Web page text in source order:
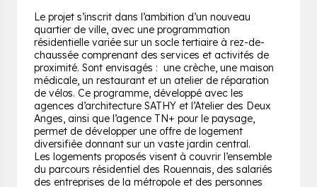
Le projet s’inscrit dans l’ambition d’un nouveau
quartier de ville, avec une programmation
résidentielle variée sur un socle tertiaire à rez-de-
chaussée comprenant des services et activités de
proximité. Sont envisagés : une crèche, une maison
médicale, un restaurant et un atelier de réparation
de vélos. Ce programme, développé avec les
agences d’architecture SATHY et l’Atelier des Deux
Anges, ainsi que l’agence TN+ pour le paysage,
permet de développer une offre de logement
diversifiée donnant sur un vaste jardin central.
Les logements proposés visent à couvrir l’ensemble
du parcours résidentiel des Rouennais, des salariés
des entreprises de la métropole et des personnes